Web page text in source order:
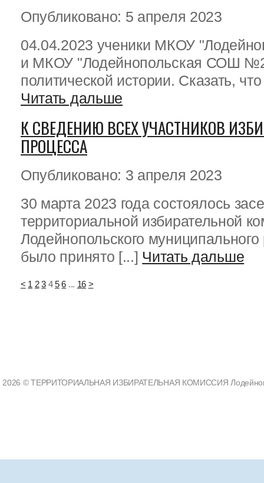
Опубликовано: 5 апреля 2023
04.04.2023 ученики МКОУ
и МКОУ "Лодейнопольская СОШ
политической истории. Сказать,
Читать дальше
К СВЕДЕНИЮ ВСЕХ УЧАСТНИКОВ
ПРОЦЕССА
Опубликовано: 3 апреля 2023
30 марта 2023 года состоялось
территориальной избирательной
Лодейнопольского
было принято [...] Читать дальше
< 1 2 3 4 5 6 ... 16 >
2026 © ТЕРРИТОРИАЛЬНАЯ ИЗБИРАТЕЛЬНАЯ КОМИССИЯ